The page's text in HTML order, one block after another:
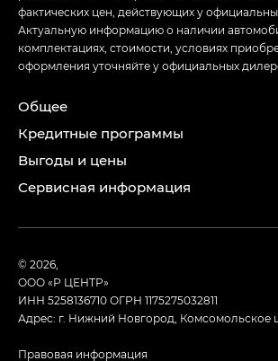
фактических цен, действующих у
Актуальную информацию о наличии
комплектациях, стоимости, условиях
оформления уточняйте у официальных
Общее
Кредитные программы
Выгоды и цены
Сервисная информация
© 2026,
ООО «Р ЦЕНТР»
ИНН 5258136710ОГРН 1175275032811
Адрес: г. Нижний Новгород, Комсомольское
Правовая информация